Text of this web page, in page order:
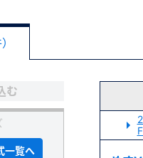
む
一覧へ